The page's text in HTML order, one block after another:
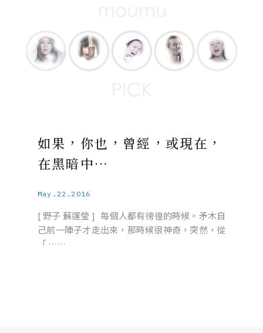
如果，你也，曾經，或現在，
在黑暗中…
May.22.2016
[ 野子 蘇運瑩 ] 每個人都有徬徨的時候。矛木自
己前一陣子才走出來，那時候很神奇，突然，從
「 ……